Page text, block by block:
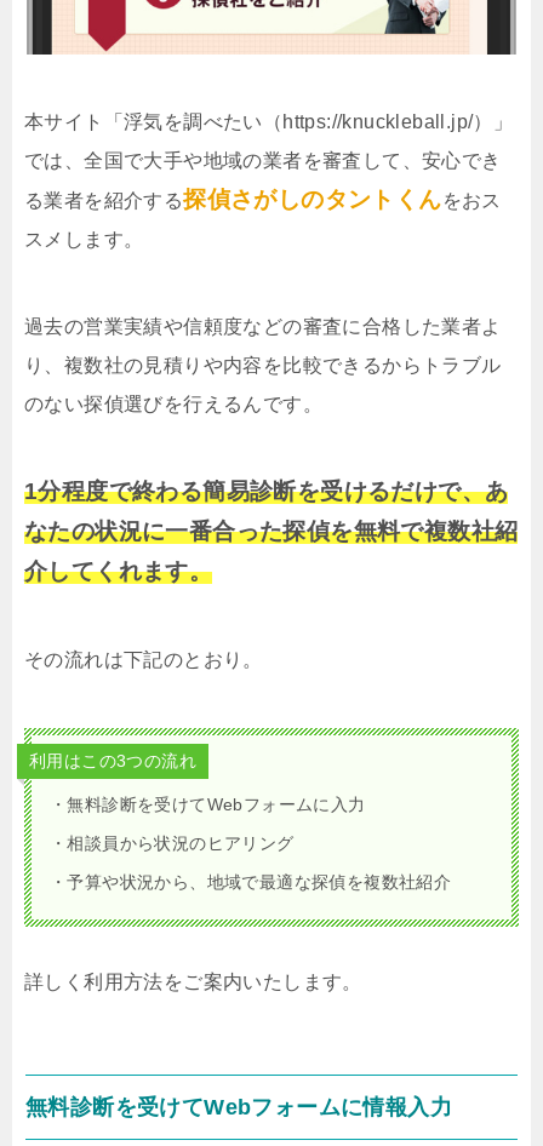
本サイト「浮気を調べたい（https://knuckleball.jp/）」
では、全国で大手や地域の業者を審査して、安心でき
る業者を紹介する探偵さがしのタントくんをおス
スメします。
過去の営業実績や信頼度などの審査に合格した業者よ
り、複数社の見積りや内容を比較できるからトラブル
のない探偵選びを行えるんです。
1分程度で終わる簡易診断を受けるだけで、あ
なたの状況に一番合った探偵を無料で複数社紹
介してくれます。
その流れは下記のとおり。
利用はこの3つの流れ
・無料診断を受けてWebフォームに入力
・相談員から状況のヒアリング
・予算や状況から、地域で最適な探偵を複数社紹介
詳しく利用方法をご案内いたします。
無料診断を受けてWebフォームに情報入力